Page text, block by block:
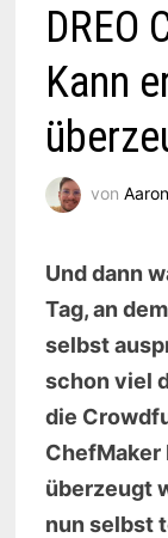
DREO
Kann
von
Und dann
Tag, an
selbst
schon viel
die
ChefMaker
überzeugt
nun selbst